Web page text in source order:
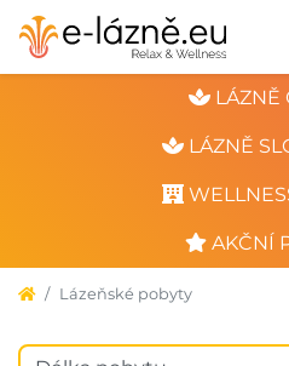
LÁZNĚ
LÁZNĚ
AKČNÍ
Lázeňské pobyty